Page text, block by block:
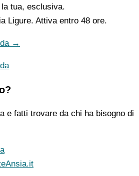
tua, esclusiva.
Ligure. Attiva entro 48 ore.
→
e fatti trovare da chi ha bisogno di